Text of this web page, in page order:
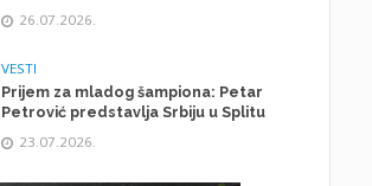
26.07.2026.
VESTI
Prijem za mladog šampiona: Petar
Petrović predstavlja Srbiju u Splitu
23.07.2026.